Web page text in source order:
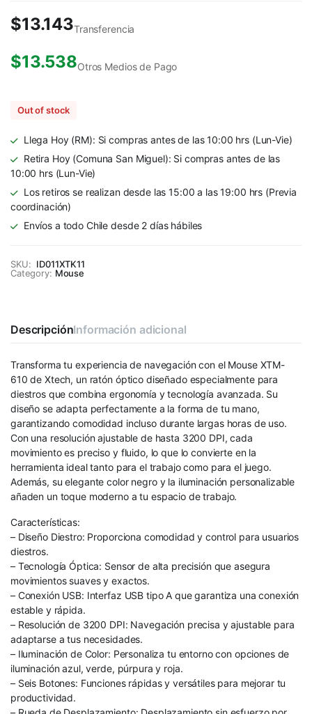
$13.143Transferencia
$13.538Otros Medios de Pago
Out of stock
Llega Hoy (RM): Si compras antes de las 10:00 hrs (Lun-Vie)
Retira Hoy (Comuna San Miguel): Si compras antes de las
10:00 hrs (Lun-Vie)
Los retiros se realizan desde las 15:00 a las 19:00 hrs (Previa
coordinación)
Envíos a todo Chile desde 2 días hábiles
SKU: ID011XTK11
Category: Mouse
DescripciónInformación adicional
Transforma tu experiencia de navegación con el Mouse XTM-
610 de Xtech, un ratón óptico diseñado especialmente para
diestros que combina ergonomía y tecnología avanzada. Su
diseño se adapta perfectamente a la forma de tu mano,
garantizando comodidad incluso durante largas horas de uso.
Con una resolución ajustable de hasta 3200 DPI, cada
movimiento es preciso y fluido, lo que lo convierte en la
herramienta ideal tanto para el trabajo como para el juego.
Además, su elegante color negro y la iluminación personalizable
añaden un toque moderno a tu espacio de trabajo.
Características:
– Diseño Diestro: Proporciona comodidad y control para usuarios
diestros.
– Tecnología Óptica: Sensor de alta precisión que asegura
movimientos suaves y exactos.
– Conexión USB: Interfaz USB tipo A que garantiza una conexión
estable y rápida.
– Resolución de 3200 DPI: Navegación precisa y ajustable para
adaptarse a tus necesidades.
– Iluminación de Color: Personaliza tu entorno con opciones de
iluminación azul, verde, púrpura y roja.
– Seis Botones: Funciones rápidas y versátiles para mejorar tu
productividad.